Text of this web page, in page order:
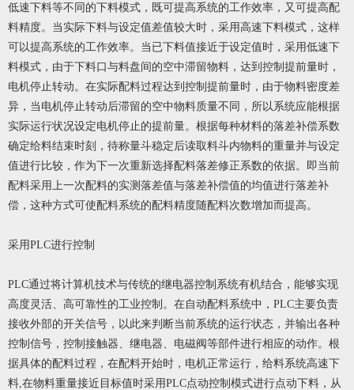
低速下料等不同的下料模式，既可提高系统的工作效率，又可提高配
料精度。当实际下料与设定值差值较大时，采用高速下料模式，这样
可以提高系统的工作效率。当已下料值接近于设定值时，采用低速下
料模式，由于下料口与料盘间的空中滞留物料，达到控制提前量时，
电机停止转动。在实际配料过程达到控制提前量时，由于物料密度差
异，当电机停止转动后滞留的空中物料质量不同，所以系统应能根据
实际运行状况设定电机停止的提前量。根据每种材料的落差补偿系数
确定给料结束时刻，待称量斗稳定后读取料斗内物料的重量并与设定
值进行比较，作为下一次重新选择配料落差修正系数的依据。即当前
配料采用上一次配料的实测落差值与落差补偿值的均值进行落差补
偿，这种方式可使配料系统的配料精度随配料次数增加而提高。
采用PLC进行控制
PLC通过将计算机技术与传统的继电器控制系统有机结合，能够实现
高度灵活、高可靠性的工业控制。在自动配料系统中，PLC主要负责
接收外部的开关信号，以此来判断当前系统的运行状态，并输出各种
控制信号，控制接触器、继电器、电磁阀等部件进行相应的动作。根
据具体的配料过程，在配料开始时，电机正常运行，给料系统高速下
料,在物料重量接近目标值时采用PLC点动控制模式进行点动下料，从